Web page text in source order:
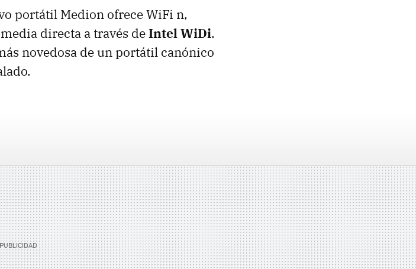
portátil Medion ofrece WiFi n,
directa a través deIntel WiDi.
novedosa de un portátil canónico